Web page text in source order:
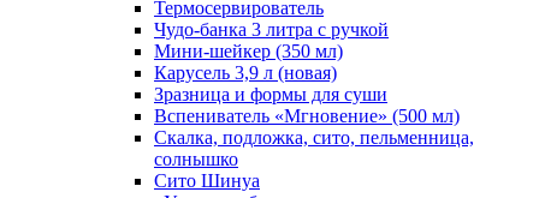
Термосервирователь
Чудо-банка 3 литра с ручкой
Мини-шейкер (350 мл)
Карусель 3,9 л (новая)
Зразница и формы для суши
Вспениватель «Мгновение» (500 мл)
Скалка, подложка, сито, пельменница,
солнышко
Сито Шинуа